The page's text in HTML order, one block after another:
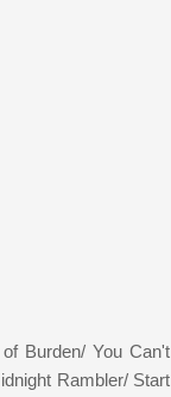
Burden/ You Can't
Rambler/ Start